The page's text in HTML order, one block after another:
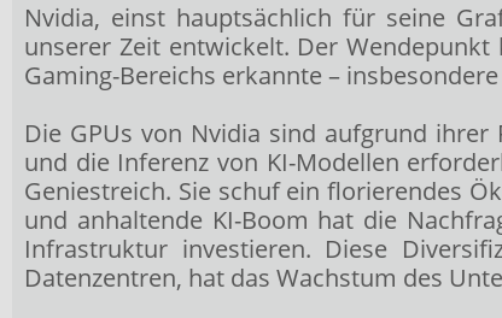
Nvidia, einst hauptsächlich für seine
unserer Zeit entwickelt. Der
Gaming-Bereichs erkannte –
Die GPUs von Nvidia sind aufgrund
und die Inferenz von KI-Modellen
Geniestreich. Sie schuf ein florierendes
und anhaltende KI-Boom hat die
Infrastruktur investieren. Diese
Datenzentren, hat das Wachstum des